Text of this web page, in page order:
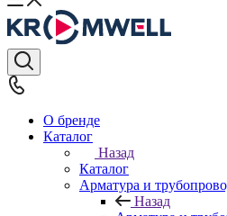
О бренде
Каталог
Назад
Каталог
Арматура и
Назад